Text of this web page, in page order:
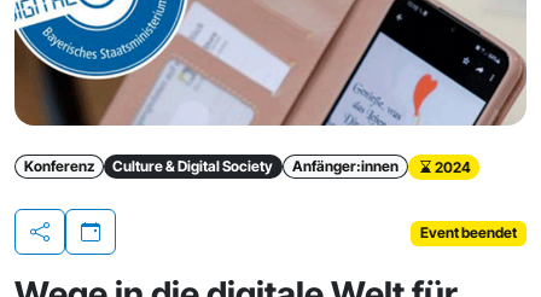
Konferenz Culture & Digital Society Anfänger:innen 2024
Teilen
Event beendet